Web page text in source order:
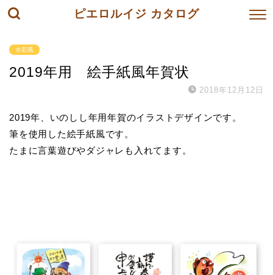
ピエロルイジ カタログ
水彩風
2019年用 絵手紙風年賀状
2018年12月12日
2019年、いのしし年用年賀のイラストデザインです。
筆を使用した絵手紙風です。
たまに言葉遊びやダジャレも入れてます。